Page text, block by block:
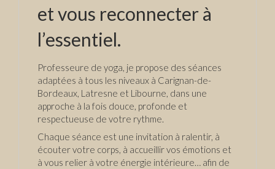
et vous reconnecter à
l’essentiel.
Professeure de yoga, je propose des séances
adaptées à tous les niveaux à Carignan-de-
Bordeaux, Latresne et Libourne, dans une
approche à la fois douce, profonde et
respectueuse de votre rythme.
Chaque séance est une invitation à ralentir, à
écouter votre corps, à accueillir vos émotions et
à vous relier à votre énergie intérieure… afin de